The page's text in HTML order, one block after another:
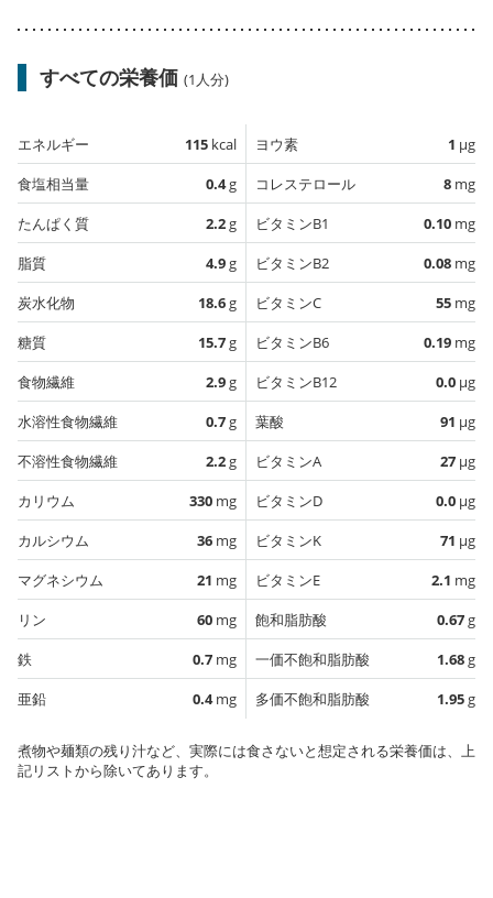
すべての栄養価 (1人分)
エネルギー 115 kcal
食塩相当量
0.4g
たんぱく質
2.2g
脂質
4.9g
炭水化物
18.6g
糖質
15.7g
食物繊維
2.9g
水溶性食物繊維
0.7g
不溶性食物繊維
2.2g
カリウム
330 mg
カルシウム
36 mg
マグネシウム
21 mg
リン
60 mg
鉄
0.7 mg
亜鉛
0.4mg
ヨウ素 1 µg
コレステロール
8 mg
ビタミンB1
0.10 mg
ビタミンB2
0.08 mg
ビタミンC
55 mg
ビタミンB6
0.19 mg
ビタミンB12
0.0 µg
葉酸
91 µg
ビタミンA
27 µg
ビタミンD
0.0 µg
ビタミンK
71 µg
ビタミンE
2.1 mg
飽和脂肪酸
0.67g
一価不飽和脂肪酸
1.68g
多価不飽和脂肪酸
1.95g
煮物や麺類の残り汁など、実際には食さないと想定される栄養価は、上
記リストから除いてあります。